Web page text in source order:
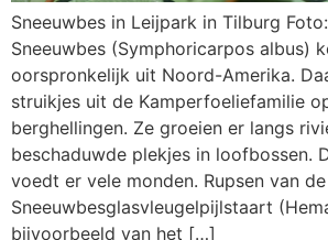
Sneeuwbes in Leijpark in Tilburg
Sneeuwbes (Symphoricarpos albus)
oorspronkelijk uit Noord-Amerika.
struikjes uit de Kamperfoeliefamilie
berghellingen. Ze groeien er langs
beschaduwde plekjes in loofbossen.
voedt er vele monden. Rupsen van de
Sneeuwbesglasvleugelpijlstaart
bijvoorbeeld van het […]